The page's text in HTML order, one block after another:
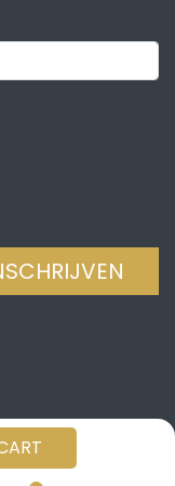
(BE)
Open source e-